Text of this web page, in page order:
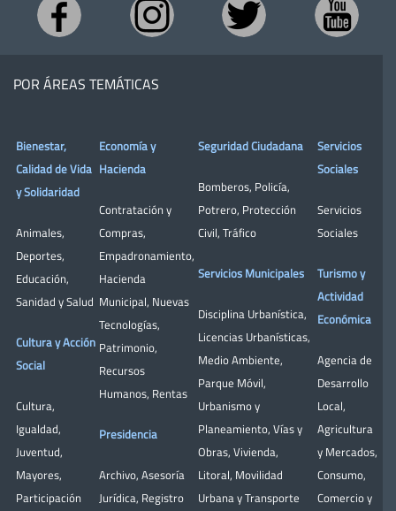
POR ÁREAS TEMÁTICAS
Bienestar,
Calidad de Vida
y Solidaridad
Animales,
Deportes,
Educación,
Sanidad y Salud
Cultura y Acción
Social
Cultura,
Igualdad,
Juventud,
Mayores,
Participación
Economía y
Hacienda
Contratación y
Compras,
Empadronamiento,
Hacienda
Municipal, Nuevas
Tecnologías,
Patrimonio,
Recursos
Humanos, Rentas
Presidencia
Archivo, Asesoría
Jurídica, Registro
Seguridad Ciudadana
Bomberos, Policía,
Potrero, Protección
Civil, Tráfico
Servicios Municipales
Disciplina Urbanística,
Licencias Urbanísticas,
Medio Ambiente,
Parque Móvil,
Urbanismo y
Planeamiento, Vías y
Obras, Vivienda,
Litoral, Movilidad
Urbana y Transporte
Servicios
Sociales
Servicios
Sociales
Turismo y
Actividad
Económica
Agencia de
Desarrollo
Local,
Agricultura
y Mercados,
Consumo,
Comercio y